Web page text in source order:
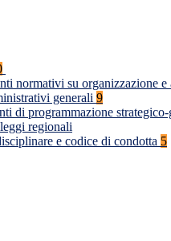
normativi su organizzazione e
generali 9
di programmazione strategico-
regionali
e codice di condotta 5